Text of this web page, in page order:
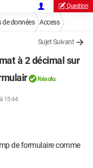
Question
de données Access
Sujet Suivant
à 2 décimal sur
Résolu
15:44
de formulaire comme